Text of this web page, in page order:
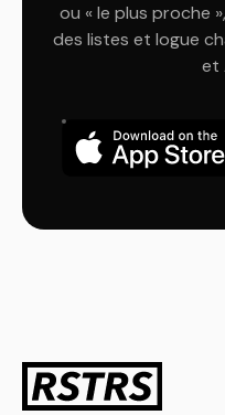
ou « le plus proche
des listes et logue
et